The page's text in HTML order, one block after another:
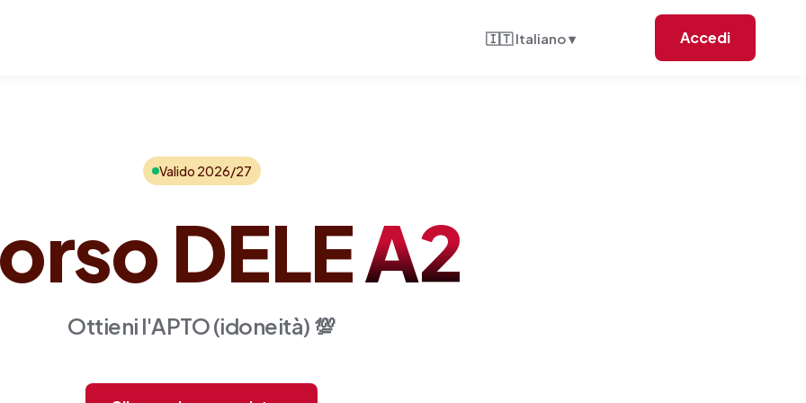
🇮🇹 Italiano ▾ Accedi
Valido 2026/27
DELEA2
Ottieni l'APTO (idoneità) 💯